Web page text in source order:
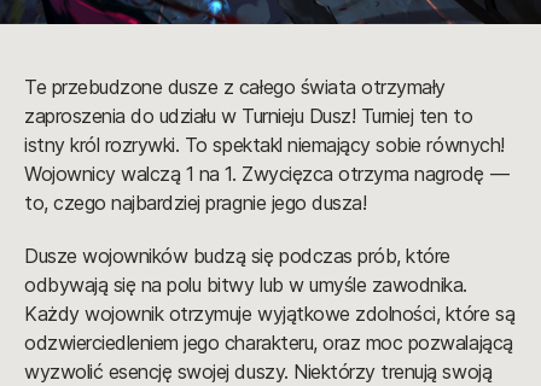
Te przebudzone dusze z całego świata otrzymały
zaproszenia do udziału w Turnieju Dusz! Turniej ten to
istny król rozrywki. To spektakl niemający sobie równych!
Wojownicy walczą 1 na 1. Zwycięzca otrzyma nagrodę —
to, czego najbardziej pragnie jego dusza!
Dusze wojowników budzą się podczas prób, które
odbywają się na polu bitwy lub w umyśle zawodnika.
Każdy wojownik otrzymuje wyjątkowe zdolności, które są
odzwierciedleniem jego charakteru, oraz moc pozwalającą
wyzwolić esencję swojej duszy. Niektórzy trenują swoją